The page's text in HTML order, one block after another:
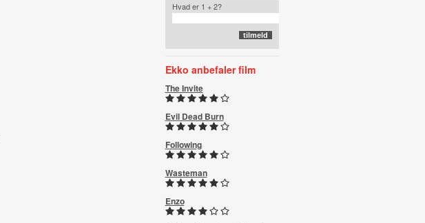
Hvad er 1 + 2?
Ekko anbefaler film
The Invite
Evil Dead Burn
Following
Wasteman
Enzo